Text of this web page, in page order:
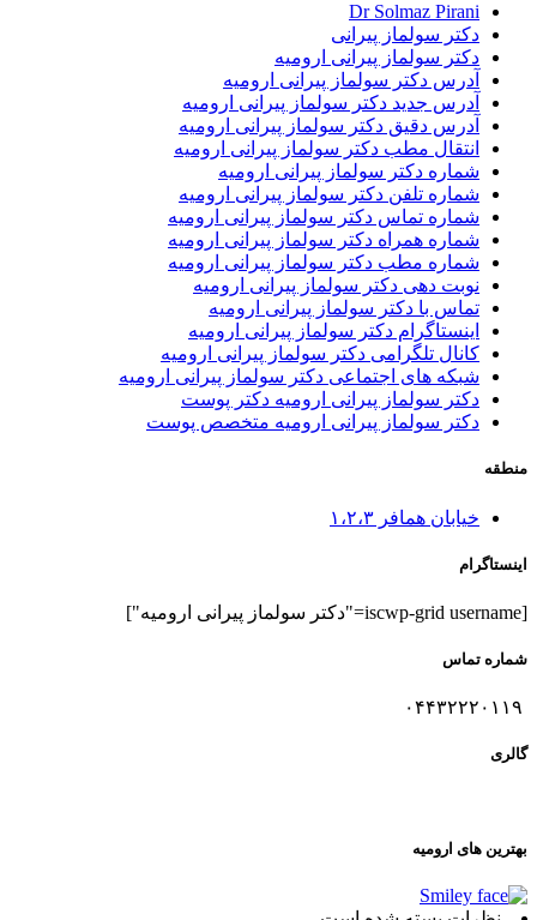
Dr Solmaz Pirani
دکتر سولماز پیرانی
دکتر سولماز پیرانی ارومیه
آدرس دکتر سولماز پیرانی ارومیه
آدرس جدید دکتر سولماز پیرانی ارومیه
آدرس دقیق دکتر سولماز پیرانی ارومیه
انتقال مطب دکتر سولماز پیرانی ارومیه
شماره دکتر سولماز پیرانی ارومیه
شماره تلفن دکتر سولماز پیرانی ارومیه
شماره تماس دکتر سولماز پیرانی ارومیه
شماره همراه دکتر سولماز پیرانی ارومیه
شماره مطب دکتر سولماز پیرانی ارومیه
نوبت دهی دکتر سولماز پیرانی ارومیه
تماس با دکتر سولماز پیرانی ارومیه
اینستاگرام دکتر سولماز پیرانی ارومیه
کانال تلگرامی دکتر سولماز پیرانی ارومیه
شبکه های اجتماعی دکتر سولماز پیرانی ارومیه
دکتر سولماز پیرانی ارومیه دکتر پوست
دکتر سولماز پیرانی ارومیه متخصص پوست
منطقه
خیابان همافر ۱،۲،۳
اینستاگرام
[iscwp-grid username="دکتر سولماز پیرانی ارومیه"]
شماره تماس
گالری
بهترین های ارومیه